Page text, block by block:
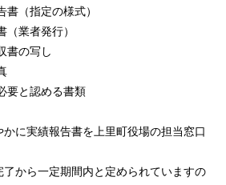
書（指定の様式）
（業者発行）
書の写し
要と認める書類
に実績報告書を上里町役場の担当窓口
了から一定期間内と定められていますの